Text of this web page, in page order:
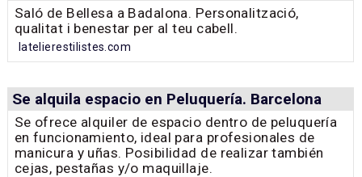
Saló de Bellesa a Badalona. Personalització,
qualitat i benestar per al teu cabell.
latelierestilistes.com
Se alquila espacio en Peluquería. Barcelona
Se ofrece alquiler de espacio dentro de peluquería
en funcionamiento, ideal para profesionales de
manicura y uñas. Posibilidad de realizar también
cejas, pestañas y/o maquillaje.